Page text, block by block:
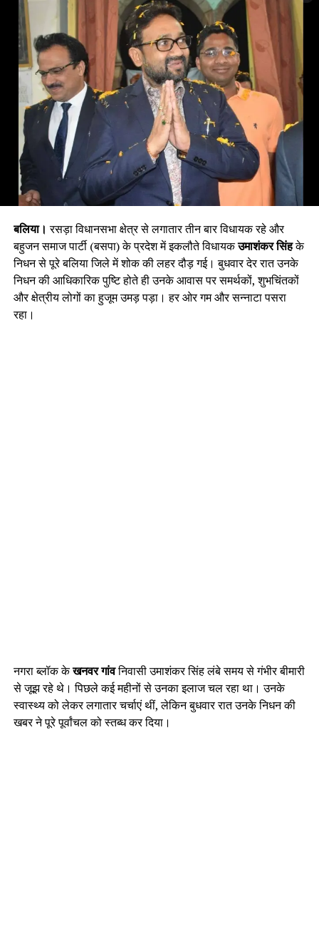
बलिया। रसड़ा विधानसभा क्षेत्र से लगातार तीन बार विधायक रहे और
बहुजन समाज पार्टी (बसपा) के प्रदेश में इकलौते विधायकउमाशंकर सिंहके
निधन से पूरे बलिया जिले में शोक की लहर दौड़ गई। बुधवार देर रात उनके
निधन की आधिकारिक पुष्टि होते ही उनके आवास पर समर्थकों, शुभचिंतकों
और क्षेत्रीय लोगों का हुजूम उमड़ पड़ा। हर ओर गम और सन्नाटा पसरा
रहा।
नगरा ब्लॉक केखनवर गांवनिवासी उमाशंकर सिंह लंबे समय से गंभीर बीमारी
से जूझ रहे थे। पिछले कई महीनों से उनका इलाज चल रहा था। उनके
स्वास्थ्य को लेकर लगातार चर्चाएं थीं, लेकिन बुधवार रात उनके निधन की
खबर ने पूरे पूर्वांचल को स्तब्ध कर दिया।